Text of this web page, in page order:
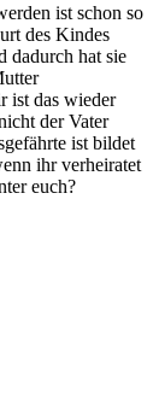
ist schon so
des Kindes
dadurch hat sie
ist das wieder
der Vater
ist bildet
ihr verheiratet
euch?